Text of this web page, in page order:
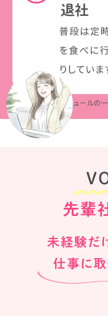
※上記は就業スケジュールの